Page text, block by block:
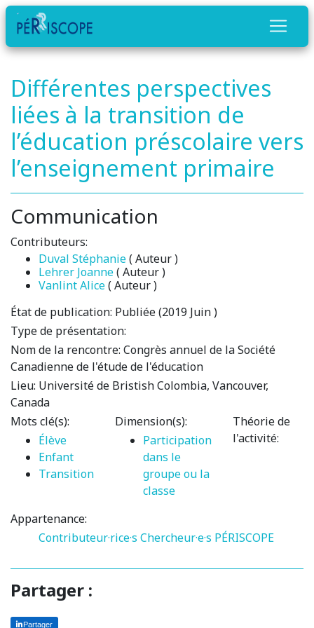
Différentes perspectives
liées à la transition de
l’éducation préscolaire vers
l’enseignement primaire
Communication
Contributeurs:
Duval Stéphanie( Auteur )
Lehrer Joanne( Auteur )
Vanlint Alice( Auteur )
État de publication: Publiée (2019 Juin )
Type de présentation:
Nom de la rencontre: Congrès annuel de la Société
Canadienne de l'étude de l'éducation
Lieu: Université de Bristish Colombia, Vancouver,
Canada
Mots clé(s):
Élève
Enfant
Transition
Dimension(s):
Participation
dans le
groupe ou la
classe
Théorie de
l'activité:
Appartenance:
Contributeur·rice·s Chercheur·e·s PÉRISCOPE
Partager :
Partager